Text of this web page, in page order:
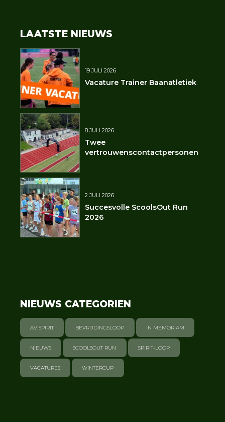
LAATSTE NIEUWS
19 JULI 2026
Vacature Trainer Baanatletiek
8 JULI 2026
Twee
vertrouwenscontactpersonen
2 JULI 2026
Succesvolle ScoolsOut Run
2026
NIEUWS CATEGORIEN
AV SPIRIT BEVRIJDINGSLOOP IN MEMORIAM
NIEUWS SCOOLSOUT RUN SPIRIT-LOOP
VACATURES WINTERCUP